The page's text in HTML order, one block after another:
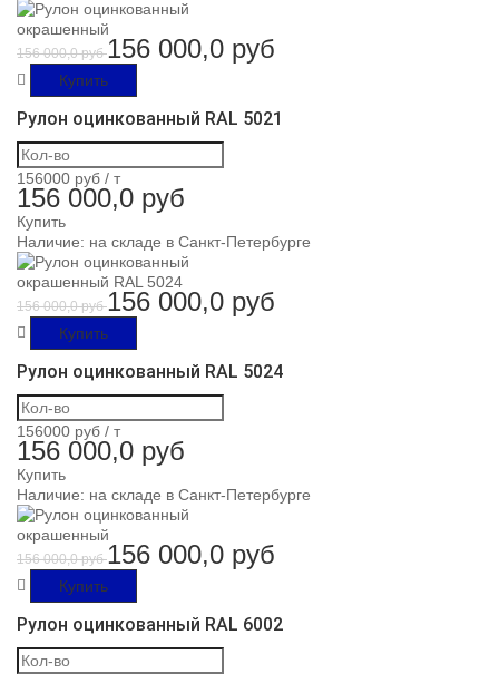
156 000,0 руб156 000,0 руб
Купить
Рулон оцинкованный RAL 5021
156000 руб / т
156 000,0 руб
Купить
Наличие: на складе в Санкт-Петербурге
156 000,0 руб156 000,0 руб
Купить
Рулон оцинкованный RAL 5024
156000 руб / т
156 000,0 руб
Купить
Наличие: на складе в Санкт-Петербурге
156 000,0 руб156 000,0 руб
Купить
Рулон оцинкованный RAL 6002